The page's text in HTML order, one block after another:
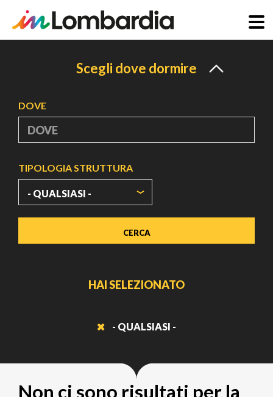
Scegli dove dormire
DOVE
TIPOLOGIA STRUTTURA
HAI SELEZIONATO
- QUALSIASI -
Non ci sono risultati per la